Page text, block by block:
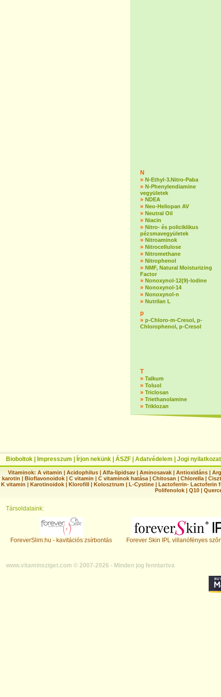
N
» N-Ethyl-3.Nitro-Paba
» N-Phenylendiamine
vegyületek
» NDEA
» Neo-Heliopan AV
» Neutral Oil
» Niacin
» Nitro- és policiklikus
pézsmavegyületek
» Nitroaminok
» Nitrocellulose
» Nitromethane
» Nitrophenol
» NMF, Natural Moisturizing
Factor
» Nonoxynol-12(9)-lodine
» Nonoxynol-14
» Nonoxynol-n
» Nutrilan L
p
» p-Chloro-m-Cresol, p-
Chlorophenol, p-Cresol
T
» Talkum
» Toluol
» Triclosan
» Triethanolamine
» Triklozan
Bioboltok Impresszum Írjon nekünk ÁSZF Adatvédelem Jogi nyilatkozat
Vitaminok: A vitamin |Acidophilus |Alfa-lipidsav |Aminosavak |Antioxidáns |
karotin | Bioflavonoidok | C vitamin | C vitaminok hatása | Chitosan | Chlorella |
K vitamin | Karotinoidok | Klorofill | Kolosztrum | L-Cystine | Lactoferrin- Lactoferin
Polifenolok |Q10 |
Társoldalaink:
ForeverSlim.hu - kavitációs zsírbontás Forever Skin IPL villanófényes
www.vitaminsziget.com © 2007-2026 - Minden jog fenntartva